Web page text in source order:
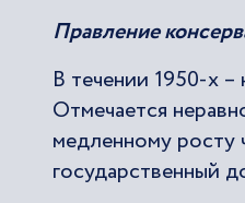
Правление
В течении 1950-х –
Отмечается
медленному
государственный